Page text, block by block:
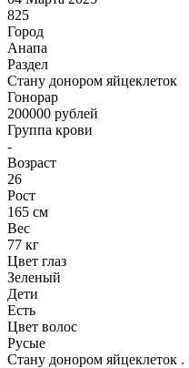
825
Город
Анапа
Раздел
Стану донором яйцеклеток
Гонoрар
200000 рублей
Группа крови
-
Возраст
26
Рост
165 см
Вес
77 кг
Цвет глаз
Зеленый
Дети
Есть
Цвет волос
Русые
Стану донором яйцеклеток .